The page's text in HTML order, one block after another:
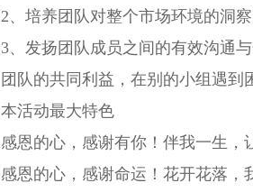
2、培养团队对整个市场环境的洞
3、发扬团队成员之间的有效沟通
团队的共同利益，在别的小组遇
本活动最大特色
感恩的心，感谢有你！伴我一生，
感恩的心，感谢命运！花开花落，